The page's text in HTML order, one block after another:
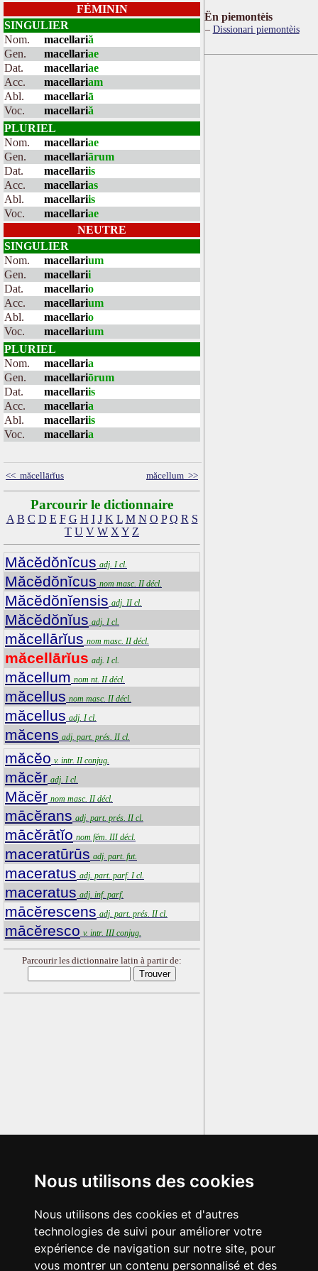
Nous utilisons des cookies
Nous utilisons des cookies et d'autres
technologies de suivi pour améliorer votre
expérience de navigation sur notre site, pour
vous montrer un contenu personnalisé et des
FÉMININ
SINGULIER
Nom.
macellariă
Gen.
macellariae
Dat.
macellariae
Acc.
macellariam
Abl.
macellariā
Voc.
macellariă
PLURIEL
Nom.
macellariae
Gen.
macellariārum
Dat.
macellariis
Acc.
macellarias
Abl.
macellariis
Voc.
macellariae
NEUTRE
SINGULIER
Nom.
macellarium
Gen.
macellarii
Dat.
macellario
Acc.
macellarium
Abl.
macellario
Voc.
macellarium
PLURIEL
Nom.
macellaria
Gen.
macellariōrum
Dat.
macellariis
Acc.
macellaria
Abl.
macellariis
Voc.
macellaria
<< măcellārĭus măcellum >>
Parcourir le dictionnaire
A B C D E F G H I J K L M N O P Q R S
T U V W X Y Z
Măcĕdŏnĭcus adj. I cl.
Măcĕdŏnĭcus nom masc. II décl.
Măcĕdŏnĭensis adj. II cl.
Măcĕdŏnĭus adj. I cl.
măcellārĭus nom masc. II décl.
măcellārĭus adj. I cl.
măcellum nom nt. II décl.
măcellus nom masc. II décl.
măcellus adj. I cl.
măcens adj. part. prés. II cl.
măcĕo v. intr. II conjug.
măcĕr adj. I cl.
Măcĕr nom masc. II décl.
mācĕrans adj. part. prés. II cl.
mācĕrātĭo nom fém. III décl.
maceratūrūs adj. part. fut.
maceratus adj. part. parf. I cl.
maceratus adj. inf. parf.
mācĕrescens adj. part. prés. II cl.
mācĕresco v. intr. III conjug.
Parcourir les dictionnaire latin à partir de:
Ën piemontèis
Dissionari piemontèis